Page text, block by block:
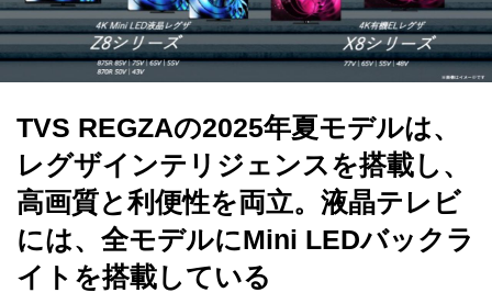
TVS REGZAの2025年夏モデルは、
レグザインテリジェンスを搭載し、
高画質と利便性を両立。液晶テレビ
には、全モデルにMini LEDバックラ
イトを搭載している